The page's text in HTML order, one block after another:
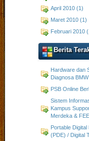
April 2010 (1)
Maret 2010 (1)
Februari 2010
Berita
Hardware dan
Diagnosa BMW
PSB Online
Sistem
Kampus
Merdeka &
Portable Digital
(PDE) / Digital